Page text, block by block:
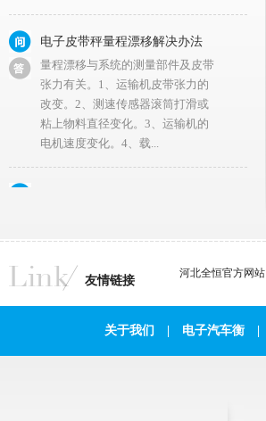
张力有关。1、运输机皮带张力的
改变。2、测速传感器滚筒打滑或
粘上物料直径变化。3、运输机的
电机速度变化。4、载...
其他台案秤秤量准确度的调修不同,
不是调整支、重...
秤的开关休止器，应该开关灵活自
如。但是，如果出现了问题，则开
友情链接
河北全恒官方网站
关于我们 电子汽车衡